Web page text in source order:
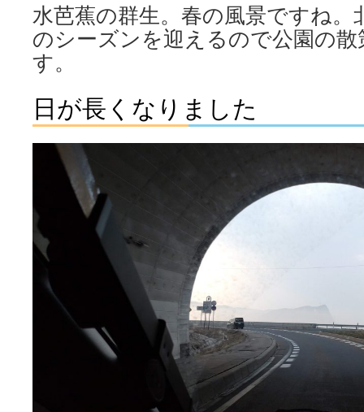
水芭蕉の群生。春の風景ですね。
のシーズンを迎えるので公園の
す。
日が長くなりました